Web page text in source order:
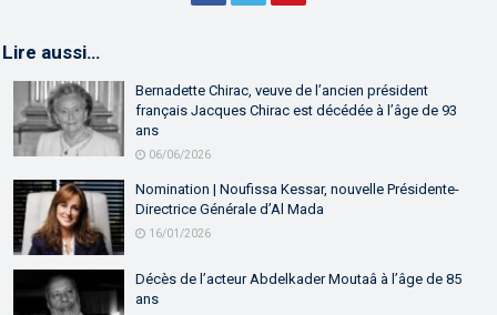
Lire aussi…
Bernadette Chirac, veuve de l’ancien président
français Jacques Chirac est décédée à l’âge de 93
ans
06/06/2026
Nomination | Noufissa Kessar, nouvelle Présidente-
Directrice Générale d’Al Mada
16/01/2026
Décès de l’acteur Abdelkader Moutaâ à l’âge de 85
ans